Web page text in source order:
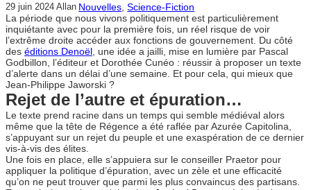
29 juin 2024 Allan Nouvelles , Science-Fiction
La période que nous vivons politiquement est particulièrement
inquiétante avec pour la première fois, un réel risque de voir
l’extrême droite accéder aux fonctions de gouvernement. Du côté
des éditions Denoël , une idée a jailli, mise en lumière par Pascal
Godbillon, l’éditeur et Dorothée Cunéo : réussir à proposer un texte
d’alerte dans un délai d’une semaine. Et pour cela, qui mieux que
Jean-Philippe Jaworski ?
Rejet de l’autre et épuration…
Le texte prend racine dans un temps qui semble médiéval alors
même que la tête de Régence a été raflée par Azurée Capitolina,
s’appuyant sur un rejet du peuple et une exaspération de ce dernier
vis-à-vis des élites.
Une fois en place, elle s’appuiera sur le conseiller Praetor pour
appliquer la politique d’épuration, avec un zèle et une efficacité
qu’on ne peut trouver que parmi les plus convaincus des partisans.